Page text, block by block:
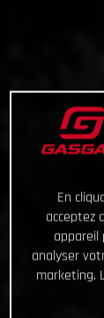
En
acceptez
appareil
analyser
marketing.